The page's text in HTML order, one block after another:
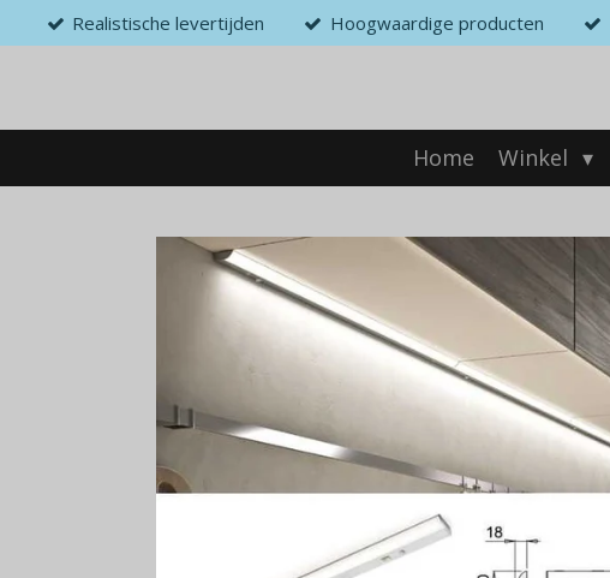
direct
hoofdinhoud
Realistische levertijden Hoogwaardige producten
Home Winkel